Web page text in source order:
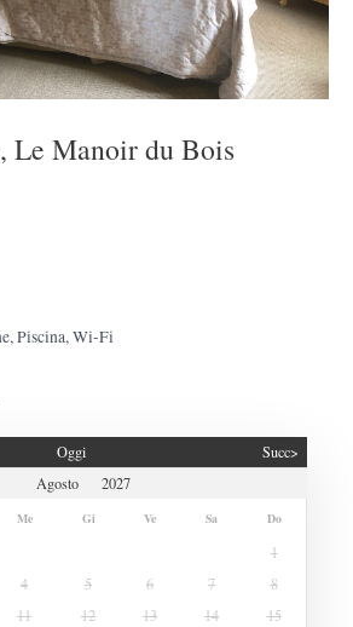
Le Manoir du Bois
,Piscina,Wi-Fi
Oggi Succ>
Me Gi Ve Sa Do
1
4 5 6 7
8
11 12 13 14
15